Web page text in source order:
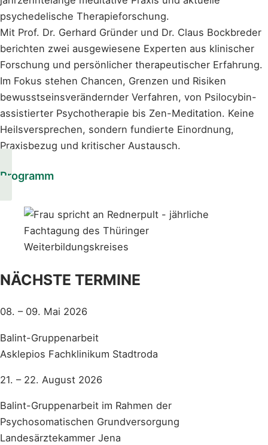
psychedelische Therapieforschung.
Mit Prof. Dr. Gerhard Gründer und Dr. Claus Bockbreder
berichten zwei ausgewiesene Experten aus klinischer
Forschung und persönlicher therapeutischer Erfahrung.
Im Fokus stehen Chancen, Grenzen und Risiken
bewusstseinsverändernder Verfahren, von Psilocybin-
assistierter Psychotherapie bis Zen-Meditation. Keine
Heilsversprechen, sondern fundierte Einordnung,
Praxisbezug und kritischer Austausch.
Programm
NÄCHSTE TERMINE
08. – 09. Mai 2026
Balint-Gruppenarbeit
Asklepios Fachklinikum Stadtroda
21. – 22. August 2026
Balint-Gruppenarbeit im Rahmen der
Psychosomatischen Grundversorgung
Landesärztekammer Jena